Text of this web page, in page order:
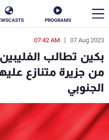
PROGRAMS
07 Aug 2023
07:42 AM
بكين تطالب
من جزيرة متنازع
الجنوبي
en
الأخبار
سياسة
إقتصاد
منوعات